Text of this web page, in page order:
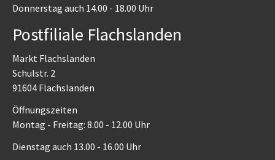
Donnerstag auch 14.00 - 18.00 Uhr
Postfiliale Flachslanden
Markt Flachslanden
Schulstr. 2
91604 Flachslanden
Öffnungszeiten
Montag - Freitag: 8.00 - 12.00 Uhr
Dienstag auch 13.00 - 16.00 Uhr